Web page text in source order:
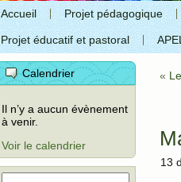
Accueil Projet pédagogique
Projet éducatif et pastoral
Calendrier
Il n’y a aucun évènement
à venir.
Voir le calendrier
«
13